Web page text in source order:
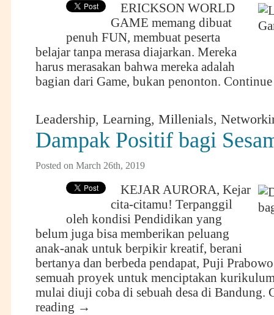
ERICKSON WORLD
GAME memang dibuat
penuh FUN, membuat peserta
belajar tanpa merasa diajarkan. Mereka
harus merasakan bahwa mereka adalah
bagian dari Game, bukan penonton.
Leadership, Learning, Millenials,
Dampak Positif bagi
Posted on March 26th, 2019
KEJAR AURORA, Kejar
cita-citamu! Terpanggil
oleh kondisi Pendidikan yang
belum juga bisa memberikan peluang
anak-anak untuk berpikir kreatif, berani
bertanya dan berbeda pendapat, Puji
semuah proyek untuk menciptakan
mulai diuji coba di sebuah desa di Bandung.
reading →